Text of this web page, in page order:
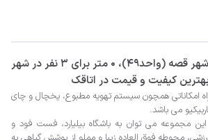
‫‫اجاره روزانه و ماهانه شهر قصه (واحد۴۹)، 0 متر برای 3 نفر در شهر
کیفیت و قیمت در اتاقک